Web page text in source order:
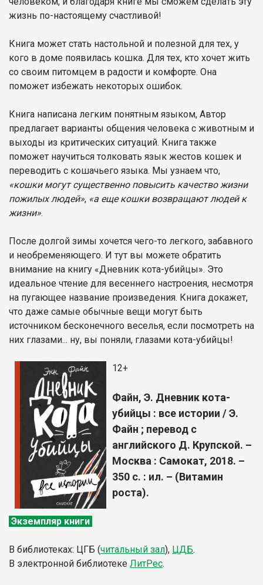
жизнь по-настоящему счастливой!
Книга может стать настольной и полезной для тех, у
кого в доме появилась кошка. Для тех, кто хочет жить
со своим питомцем в радости и комфорте. Она
поможет избежать некоторых ошибок.
Книга написана легким понятным языком, Автор
предлагает варианты общения человека с животным и
выходы из критических ситуаций. Книга также
поможет научиться толковать язык жестов кошек и
переводить с кошачьего языка. Мы узнаем что,
«кошки могут существенно повысить качество жизни
пожилых людей», «а еще кошки возвращают людей к
жизни».
После долгой зимы хочется чего-то легкого, забавного
и необременяющего. И тут вы можете обратить
внимание на книгу «Дневник кота-убийцы». Это
идеальное чтение для весеннего настроения, несмотря
на пугающее название произведения. Книга докажет,
что даже самые обычные вещи могут быть
источником бесконечного веселья, если посмотреть на
них глазами... ну, вы поняли, глазами кота-убийцы!
12+
Файн, Э. Дневник кота-
убийцы : все истории / Э.
Файн ; перевод с
английского Д. Крупской. –
Москва : Самокат, 2018. –
350 с. : ил. – (Витамин
роста).
Экземпляр книги
В библиотеках: ЦГБ (читальный зал), ЦДБ.
В электронной библиотеке ЛитРес.